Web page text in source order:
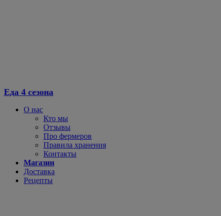
Еда 4 сезона
О нас
Кто мы
Отзывы
Про фермеров
Правила хранения
Контакты
Магазин
Доставка
Рецепты